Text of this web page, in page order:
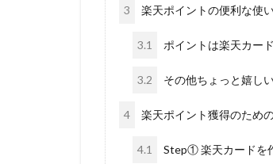
3 楽天ポイントの便利な使
3.1 ポイントは楽天カー
3.2 その他ちょっと嬉し
4 楽天ポイント獲得のため
4.1 Step① 楽天カードを